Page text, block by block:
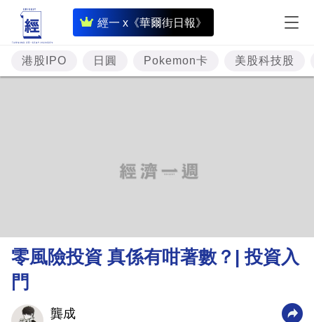
經一 x《華爾街日報》
即
時
財
經
理
財
港股IPO 日圓 Pokemon卡 美股科技股
零風險投資 真係有咁著數？| 投資入
門
龔成